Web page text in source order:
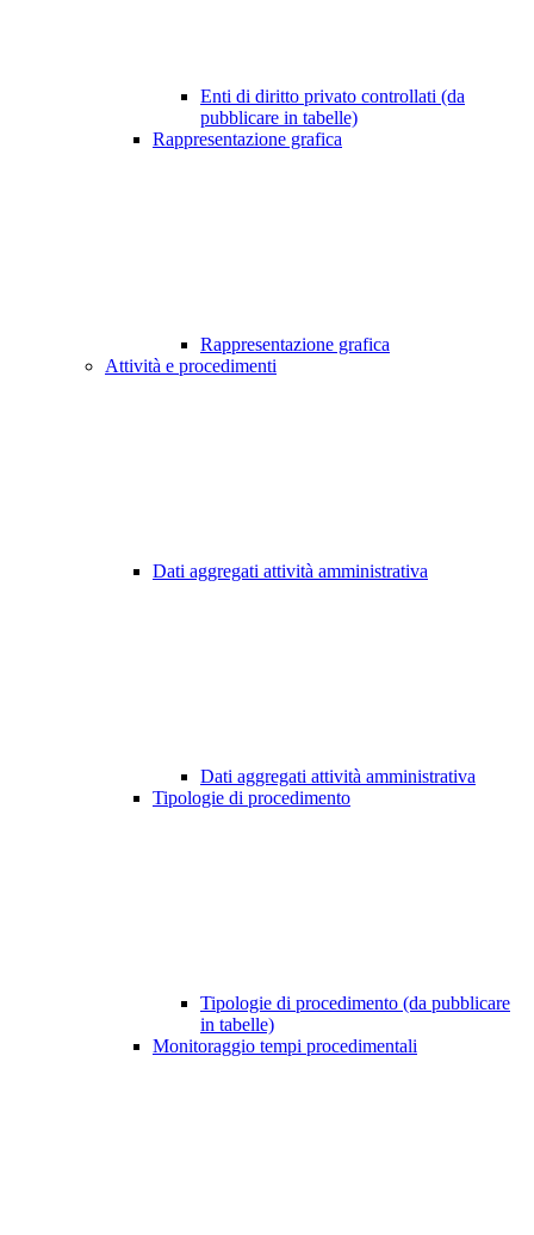
Enti di diritto privato controllati (da
pubblicare in tabelle)
Rappresentazione grafica
Rappresentazione grafica
Attività e procedimenti
Dati aggregati attività amministrativa
Dati aggregati attività amministrativa
Tipologie di procedimento
Tipologie di procedimento (da pubblicare
in tabelle)
Monitoraggio tempi procedimentali